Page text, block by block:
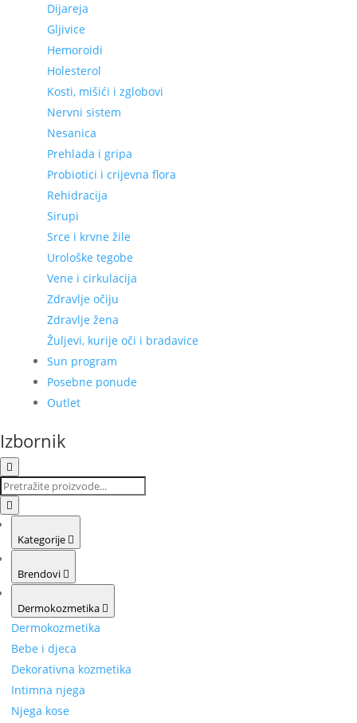
Dijareja
Gljivice
Hemoroidi
Holesterol
Kosti, mišići i zglobovi
Nervni sistem
Nesanica
Prehlada i gripa
Probiotici i crijevna flora
Rehidracija
Sirupi
Srce i krvne žile
Urološke tegobe
Vene i cirkulacija
Zdravlje očiju
Zdravlje žena
Žuljevi, kurije oči i bradavice
Sun program
Posebne ponude
Outlet
Izbornik
Kategorije
Brendovi
Dermokozmetika
Dermokozmetika
Bebe i djeca
Dekorativna kozmetika
Intimna njega
Njega kose